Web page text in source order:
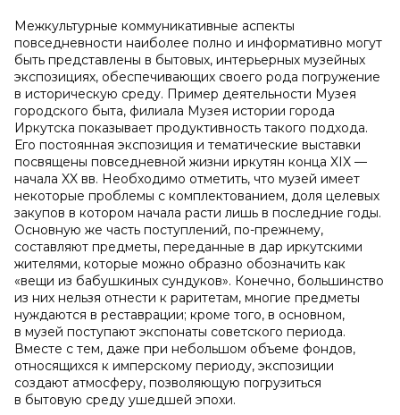
Межкультурные коммуникативные аспекты
повседневности наиболее полно и информативно могут
быть представлены в бытовых, интерьерных музейных
экспозициях, обеспечивающих своего рода погружение
в историческую среду. Пример деятельности Музея
городского быта, филиала Музея истории города
Иркутска показывает продуктивность такого подхода.
Его постоянная экспозиция и тематические выставки
посвящены повседневной жизни иркутян конца XIX —
начала XX вв. Необходимо отметить, что музей имеет
некоторые проблемы с комплектованием, доля целевых
закупов в котором начала расти лишь в последние годы.
Основную же часть поступлений, по-прежнему,
составляют предметы, переданные в дар иркутскими
жителями, которые можно образно обозначить как
«вещи из бабушкиных сундуков». Конечно, большинство
из них нельзя отнести к раритетам, многие предметы
нуждаются в реставрации; кроме того, в основном,
в музей поступают экспонаты советского периода.
Вместе с тем, даже при небольшом объеме фондов,
относящихся к имперскому периоду, экспозиции
создают атмосферу, позволяющую погрузиться
в бытовую среду ушедшей эпохи.